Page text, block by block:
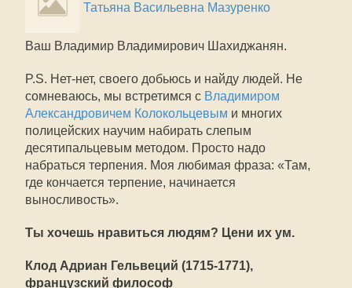
Татьяна Васильевна Мазуренко
Ваш Владимир Владимирович Шахиджанян.
P.S. Нет-нет, своего добьюсь и найду людей. Не
сомневаюсь, мы встретимся с Владимиром
Александровичем Колокольцевым и многих
полицейских научим набирать слепым
десятипальцевым методом. Просто надо
набраться терпения. Моя любимая фраза: «Там,
где кончается терпение, начинается
выносливость».
Ты хочешь нравиться людям? Цени их ум.
Клод Адриан Гельвеций (1715-1771),
французский философ